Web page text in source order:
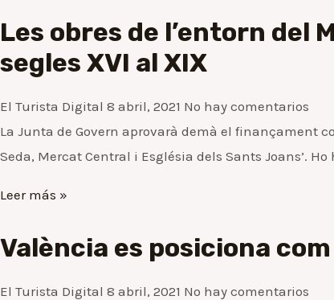
Les obres de l’entorn del
segles XVI al XIX
El Turista Digital 8 abril, 2021 No hay comentarios
La Junta de Govern aprovarà demà el finançament
Seda, Mercat Central i Església dels Sants Joans’.
Leer más »
València es posiciona
El Turista Digital 8 abril, 2021 No hay comentarios